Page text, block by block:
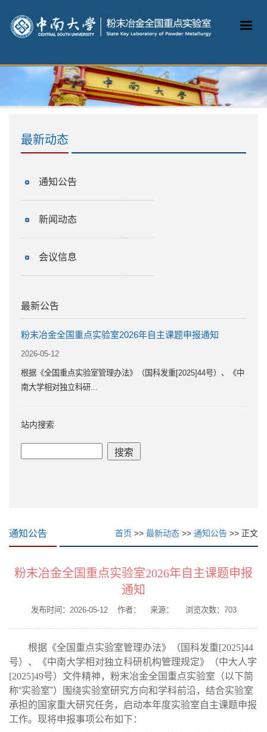
最新动态
通知公告
新闻动态
会议信息
最新公告
粉末冶金全国重点实验室2026年自主课题申报通知
2026-05-12
根据《全国重点实验室管理办法》（国科发重[2025]44号）、《中
南大学相对独立科研...
站内搜索
通知公告 首页 >> 最新动态 >> 通知公告 >> 正文
粉末冶金全国重点实验室2026年自主课题申报
通知
发布时间：2026-05-12 作者： 来源： 浏览次数： 703
根据《全国重点实验室管理办法》（国科发重[2025]44
号）、《中南大学相对独立科研机构管理规定》（中大人字
[2025]49号）文件精神，粉末冶金全国重点实验室（以下简
称“实验室”）围绕实验室研究方向和学科前沿，结合实验室
承担的国家重大研究任务，启动本年度实验室自主课题申报
工作。现将申报事项公布如下：